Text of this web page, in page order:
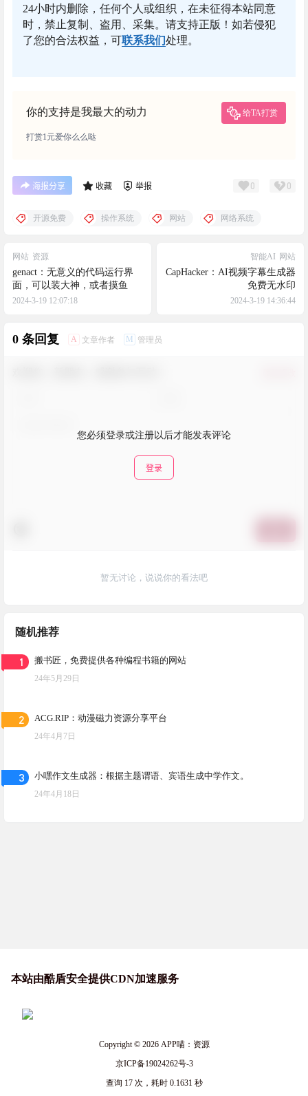
24小时内删除，任何个人或组织，在未征得本站同意
时，禁止复制、盗用、采集。请支持正版！如若侵犯
了您的合法权益，可联系我们处理。
你的支持是我最大的动力 给TA打赏
打赏1元爱你么么哒
海报分享 收藏 举报 0 0
开源免费 操作系统 网站 网络系统
网站 资源
genact：无意义的代码运行界
面，可以装大神，或者摸鱼
2024-3-19 12:07:18
智能AI 网站
CapHacker：AI视频字幕生成器
免费无水印
2024-3-19 14:36:44
0 条回复 A 文章作者 M 管理员
您必须登录或注册以后才能发表评论
登录
暂无讨论，说说你的看法吧
随机推荐
1 搬书匠，免费提供各种编程书籍的网站
24年5月29日
2 ACG.RIP：动漫磁力资源分享平台
24年4月7日
3 小嘿作文生成器：根据主题谓语、宾语生成中学作文。
24年4月18日
本站由酷盾安全提供CDN加速服务
Copyright © 2026APP喵：资源
京ICP备19024262号-3
查询 17 次，耗时 0.1631 秒